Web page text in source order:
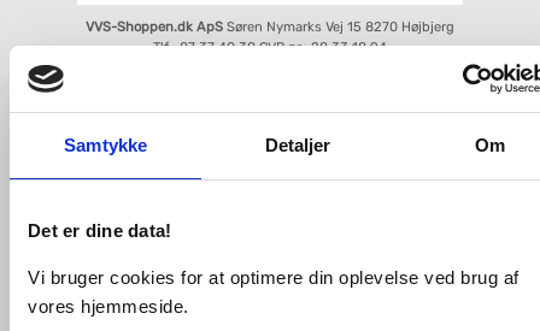
Samtykke Detaljer Om
Det er dine data!
Vi bruger cookies for at optimere din oplevelse ved brug af
vores hjemmeside.
VVS-Shoppen.dk ApS Søren Nymarks Vej 15 8270 Højbjerg
Tlf.: 87 37 40 30 CVR nr.: 28 33 18 94